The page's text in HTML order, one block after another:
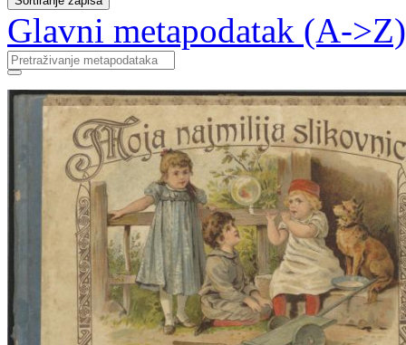
Glavni metapodatak (A->Z)